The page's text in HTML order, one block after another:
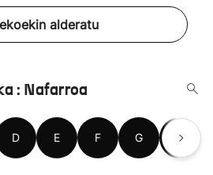
alderatu
: Nafarroa
D E F G H